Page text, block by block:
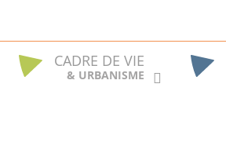
CADRE DE VIE
& URBANISME